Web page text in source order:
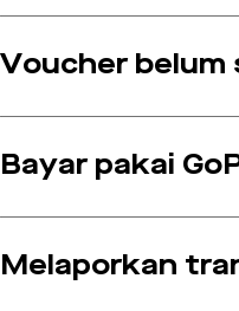
Voucher belum
Bayar pakai
Melaporkan